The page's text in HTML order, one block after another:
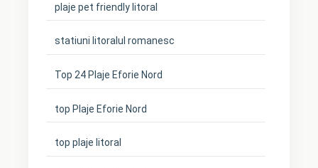
plaje pet friendly litoral
statiuni litoralul romanesc
Top 24 Plaje Eforie Nord
top Plaje Eforie Nord
top plaje litoral